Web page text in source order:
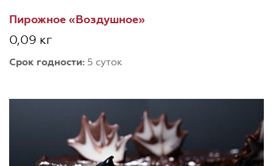
Пирожное «Воздушное»
0,09 кг
Срок годности: 5 суток